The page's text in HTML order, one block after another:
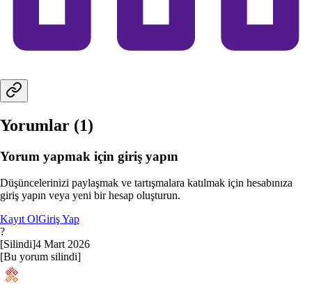
Yorumlar (1)
Yorum yapmak için giriş yapın
Düşüncelerinizi paylaşmak ve tartışmalara katılmak için hesabınıza
giriş yapın veya yeni bir hesap oluşturun.
Kayıt OlGiriş Yap
?
[Silindi]4 Mart 2026
[Bu yorum silindi]